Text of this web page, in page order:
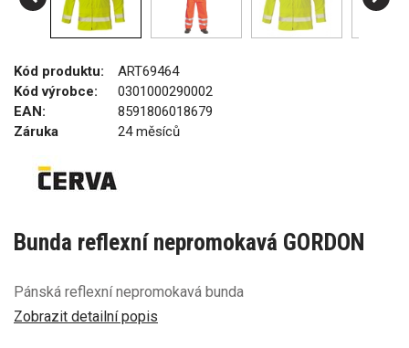
Kód produktu:
ART69464
Kód výrobce:
0301000290002
EAN:
8591806018679
Záruka
24 měsíců
Bunda reflexní nepromokavá GORDON
Pánská reflexní nepromokavá bunda
Zobrazit detailní popis